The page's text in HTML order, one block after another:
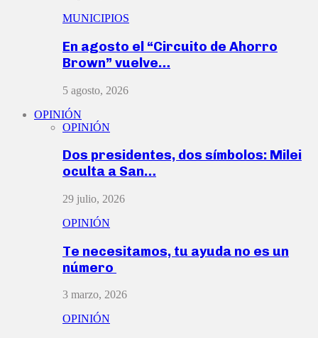
MUNICIPIOS
En agosto el “Circuito de Ahorro
Brown” vuelve…
5 agosto, 2026
OPINIÓN
OPINIÓN
Dos presidentes, dos símbolos: Milei
oculta a San…
29 julio, 2026
OPINIÓN
Te necesitamos, tu ayuda no es un
número
3 marzo, 2026
OPINIÓN